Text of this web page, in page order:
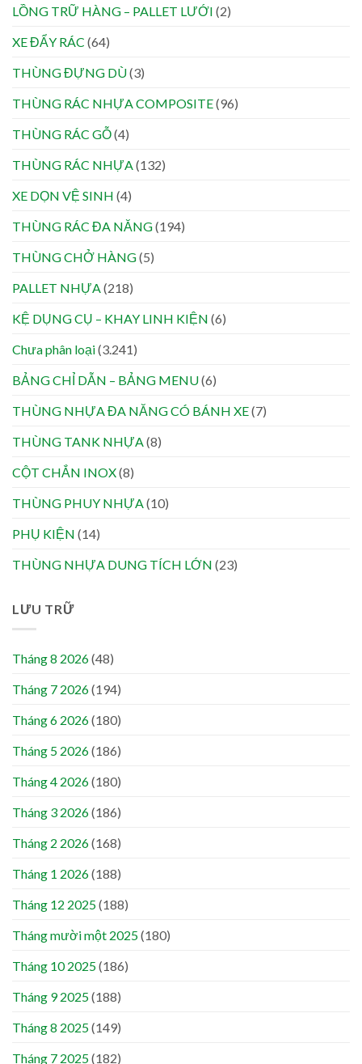
LỒNG TRỮ HÀNG – PALLET LƯỚI (2)
XE ĐẨY RÁC (64)
THÙNG ĐỰNG DÙ(3)
THÙNG RÁC NHỰA COMPOSITE(96)
THÙNG RÁC GỖ(4)
THÙNG RÁC NHỰA(132)
XE DỌN VỆ SINH (4)
THÙNG RÁC ĐA NĂNG(194)
THÙNG CHỞ HÀNG(5)
PALLET NHỰA(218)
KỆ DỤNG CỤ – KHAY LINH KIỆN (6)
Chưa phân loại(3.241)
BẢNG CHỈ DẪN – BẢNG MENU(6)
THÙNG NHỰA ĐA NĂNG CÓ BÁNH XE(7)
THÙNG TANK NHỰA(8)
CỘT CHẮN INOX(8)
THÙNG PHUY NHỰA(10)
PHỤ KIỆN (14)
THÙNG NHỰA DUNG TÍCH LỚN (23)
LƯU TRỮ
Tháng 8 2026(48)
Tháng 7 2026(194)
Tháng 6 2026(180)
Tháng 5 2026(186)
Tháng 4 2026(180)
Tháng 3 2026(186)
Tháng 2 2026(168)
Tháng 1 2026(188)
Tháng 12 2025(188)
Tháng mười một 2025(180)
Tháng 10 2025(186)
Tháng 9 2025(188)
Tháng 8 2025(149)
Tháng 7 2025(182)